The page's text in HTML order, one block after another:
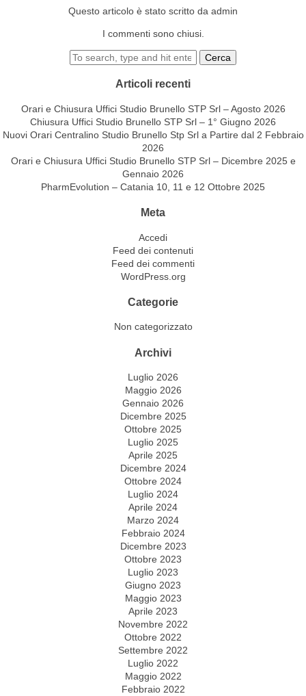
Questo articolo è stato scritto da admin
I commenti sono chiusi.
Cerca
Articoli recenti
Orari e Chiusura Uffici Studio Brunello STP Srl – Agosto 2026
Chiusura Uffici Studio Brunello STP Srl – 1° Giugno 2026
Nuovi Orari Centralino Studio Brunello Stp Srl a Partire dal 2 Febbraio
2026
Orari e Chiusura Uffici Studio Brunello STP Srl – Dicembre 2025 e
Gennaio 2026
PharmEvolution – Catania 10, 11 e 12 Ottobre 2025
Meta
Accedi
Feed dei contenuti
Feed dei commenti
WordPress.org
Categorie
Non categorizzato
Archivi
Luglio 2026
Maggio 2026
Gennaio 2026
Dicembre 2025
Ottobre 2025
Luglio 2025
Aprile 2025
Dicembre 2024
Ottobre 2024
Luglio 2024
Aprile 2024
Marzo 2024
Febbraio 2024
Dicembre 2023
Ottobre 2023
Luglio 2023
Giugno 2023
Maggio 2023
Aprile 2023
Novembre 2022
Ottobre 2022
Settembre 2022
Luglio 2022
Maggio 2022
Febbraio 2022